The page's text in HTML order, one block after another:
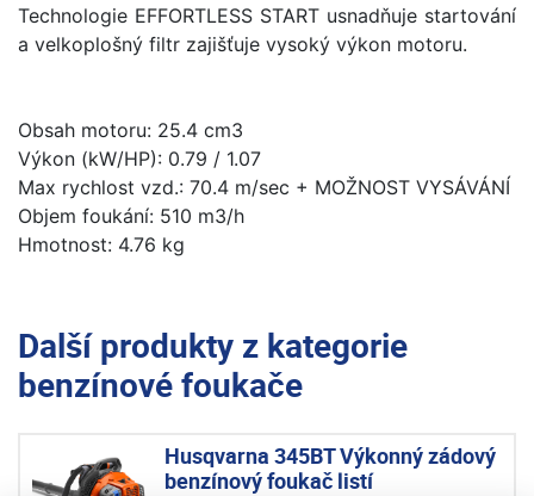
Technologie EFFORTLESS START usnadňuje startování
a velkoplošný filtr zajišťuje vysoký výkon motoru.
Obsah motoru: 25.4 cm3
Výkon (kW/HP): 0.79 / 1.07
Max rychlost vzd.: 70.4 m/sec + MOŽNOST VYSÁVÁNÍ
Objem foukání: 510 m3/h
Hmotnost: 4.76 kg
Další produkty z kategorie
benzínové foukače
Husqvarna 345BT Výkonný zádový
benzínový foukač listí